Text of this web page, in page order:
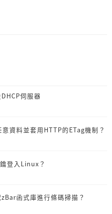
伺服器
資料並套用HTTP的ETag機制？
登入Linux？
函式庫進行條碼掃描？